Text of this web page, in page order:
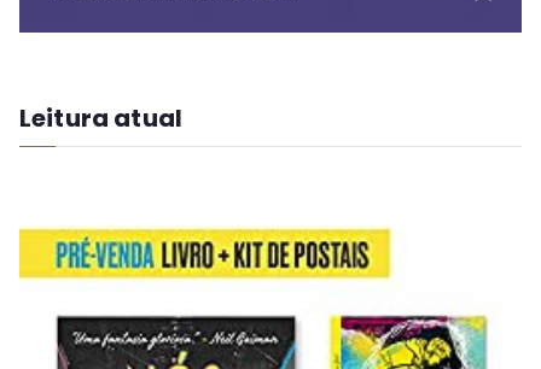
Leitura atual